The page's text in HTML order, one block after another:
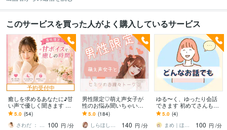
このサービスを買った人がよく購入しているサービス
予約受付中
癒しを求めるあなたに♪甘
い声で優しく聞きます 特
別ボイスサンプル有り♪確
認してみてね
5.0 (54)
さわだ ： リラクゼーション甘ボイス 100 円 /分
男性限定♡萌え声女子が
性のお悩み聞いちゃいま
す お悩み・心のモヤモ
ヤ…全部ぶちまけて！
5.0 (184)
しらほしりこ♡癒し声セラピスト
140 円 /分
ゆる〜く、ゆったり会話
できます 初めてさんも大
歓迎◎悩み、愚痴、相談
気楽にお話ししましょう
5.0 (4)
まめ｜ほっとひといき相談室
100 円 /分